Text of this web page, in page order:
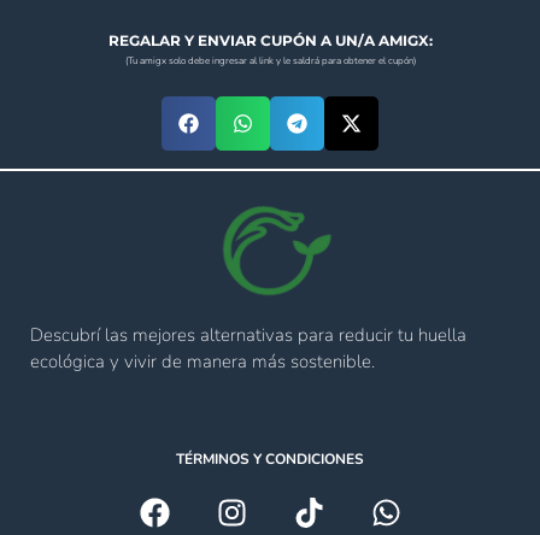
REGALAR Y ENVIAR CUPÓN A UN/A AMIGX:
(Tu amigx solo debe ingresar al link y le saldrá para obtener el cupón)
Descubrí las mejores alternativas para reducir tu huella
ecológica y vivir de manera más sostenible.
TÉRMINOS Y CONDICIONES